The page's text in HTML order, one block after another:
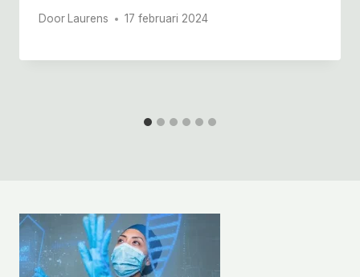
Door Laurens 17 februari 2024